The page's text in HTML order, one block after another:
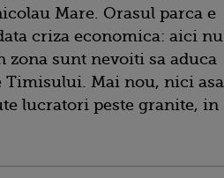
Mare. Orasul parca e
criza economica: aici nu
sunt nevoiti sa aduca
Mai nou, nici asa
lucratori peste granite, in